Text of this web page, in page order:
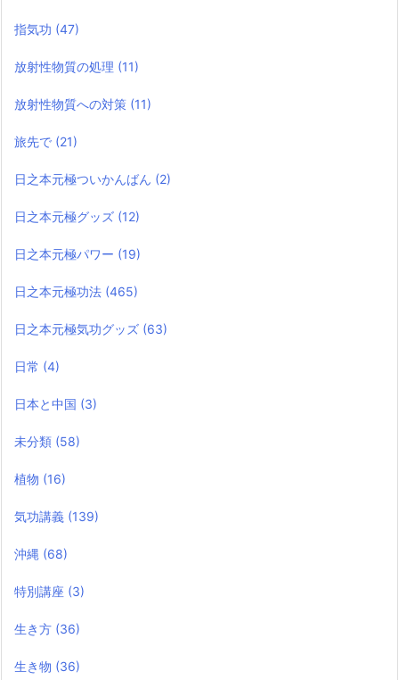
指気功 (47)
放射性物質の処理 (11)
放射性物質への対策 (11)
旅先で (21)
日之本元極ついかんばん (2)
日之本元極グッズ (12)
日之本元極パワー (19)
日之本元極功法 (465)
日之本元極気功グッズ (63)
日常 (4)
日本と中国 (3)
未分類 (58)
植物 (16)
気功講義 (139)
沖縄 (68)
特別講座 (3)
生き方 (36)
生き物 (36)